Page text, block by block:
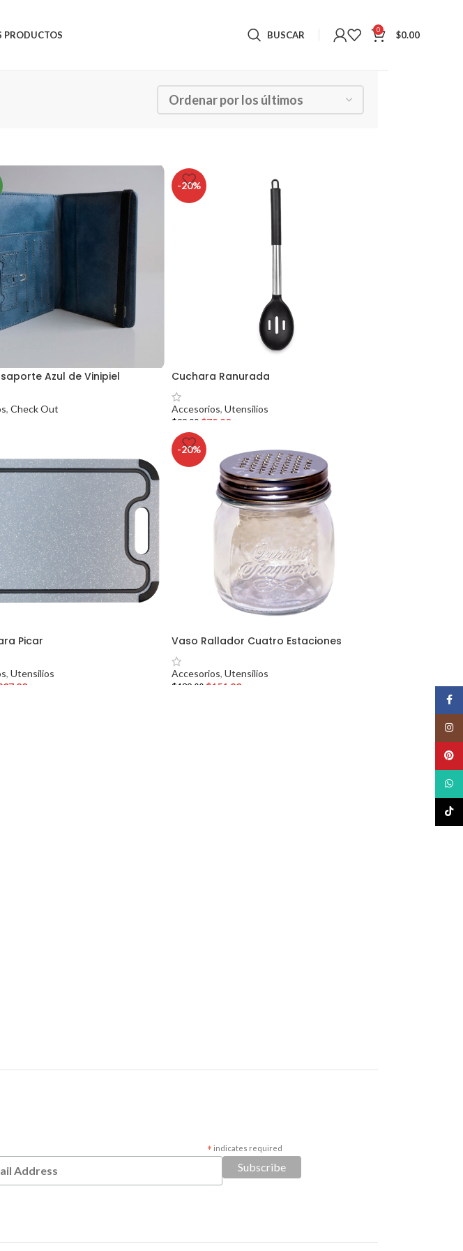
PRODUCTOS BUSCAR 0 $0.00
Azul de Vinipiel
,Check Out
-20%
Cuchara Ranurada
Accesorios, Utensilios
$99.00 $79.20
Picar
,Utensilios
-20%
Vaso Rallador Cuatro Estaciones
Accesorios, Utensilios
$ 189.00 $151.20
* indicates required